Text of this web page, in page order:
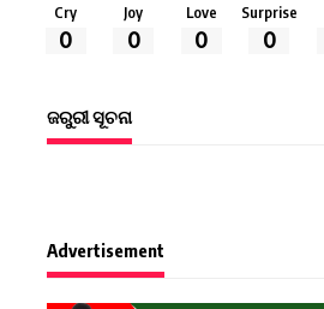
Cry
0
Joy
0
Love
0
Surprise
0
ଜରୁରୀ ସୂଚନା
Advertisement